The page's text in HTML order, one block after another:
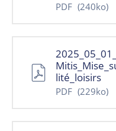
PDF (240ko)
2025_05_01_
lité_loisirs
PDF (229ko)